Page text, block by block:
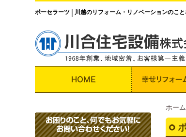
ポーセラーツ 川越のリフォーム・リノベーションのこ
ホーム